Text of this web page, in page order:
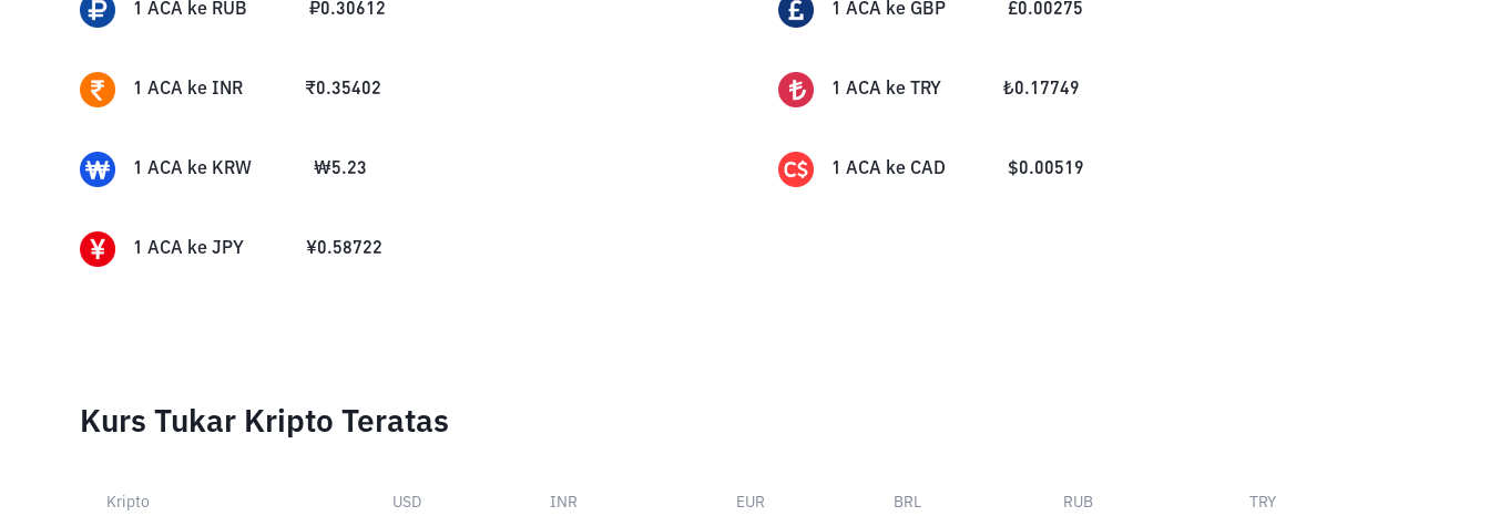
1 ACA ke RUB ₽0.30612 1 ACA ke GBP £0.00275
1 ACA ke INR ₹0.35402 1 ACA ke TRY ₺0.17749
1 ACA ke KRW ₩5.23 1 ACA ke CAD $0.00519
1 ACA ke JPY ¥0.58722
Kurs Tukar Kripto Teratas
Kripto USD INR EUR BRL RUB TRY